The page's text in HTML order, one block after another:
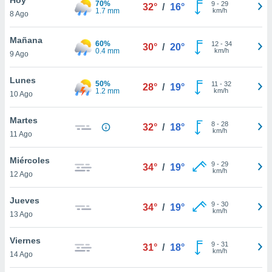
y
en
más
de
8 Ago
70%
1.7 mm
32° / 16° 9- 29
km/h
Mañana
9 Ago
60%
0.4 mm
30° / 20° 12- 34
km/h
Lunes
10 Ago
50%
1.2 mm
28° / 19° 11 - 32
km/h
Martes
11 Ago
32° / 18° 8- 28
km/h
Miércoles
12 Ago
34° / 19° 9- 29
km/h
Jueves
13 Ago
34° / 19° 9- 30
km/h
Viernes
14 Ago
31° / 18° 9- 31
km/h